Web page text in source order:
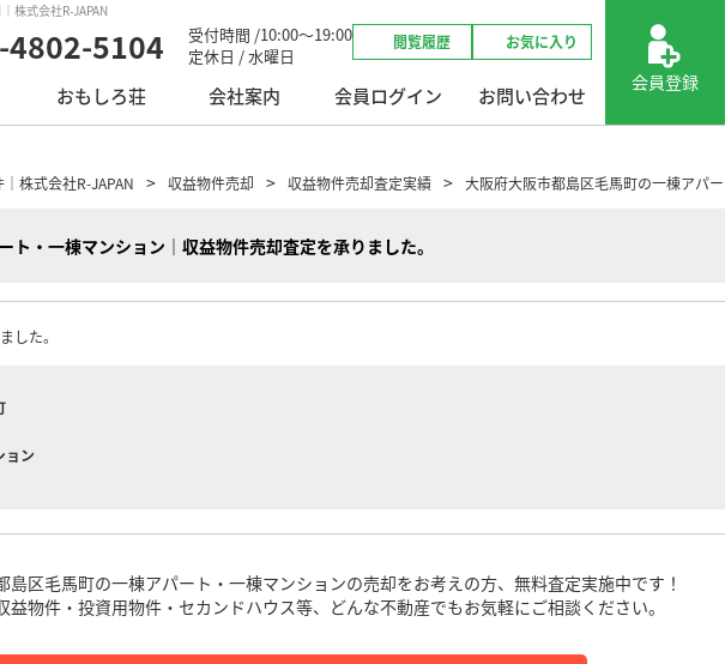
株式会社R-JAPAN
4802-5104
受付時間 /10:00～19:00
定休日 / 水曜日
閲覧履歴 お気に入り
おもしろ荘 会社案内 会員ログイン お問い合わせ
会員登録
株式会社R-JAPAN 収益物件売却 収益物件売却査定実績 大阪府大阪市都島区毛馬町の一棟アパ
・一棟マンション｜収益物件売却査定を承りました。
した。
ョン
島区毛馬町の一棟アパート・一棟マンションの売却をお考えの方、無料査定実施中です！
益物件・投資用物件・セカンドハウス等、どんな不動産でもお気軽にご相談ください。